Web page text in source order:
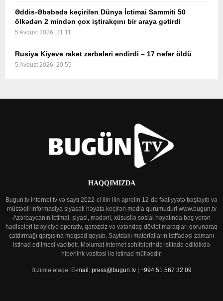
Əddis-Əbəbədə keçirilən Dünya İctimai Sammiti 50
ölkədən 2 mindən çox iştirakçını bir araya gətirdi
5 Avqust 2026, 21:11
Rusiya Kiyevə raket zərbələri endirdi – 17 nəfər öldü
5 Avqust 2026, 20:55
HAQQIMIZDA
Bugun.tv internet tv və saytı 2022-ci ilin ilin aprelin 12-də fəaliyyətə başlayıb və
müstəqil informasiya siyasəti həyata keçirən media qurumudur! www.bugun.tv
Azərbaycanın ictimai, siyasi, mədəni, xüsusilə sosial həyatında baş verən
hadisələri izləyiciyə operativ, qərəzsiz və vətəndaş-dövlət maraqları qorunaraq
çatdırmağı qarşısına məqsəd qoyub. Saytdakı materialların istifadəsi zamanı
istinad edilməsi vacibdir. Məlumat internet səhifələrində istifadə edildikdə
hiperlink vasitəsi ilə istinad mütləqdir.
Bizimlə əlaqə: E-mail: press@bugun.tv | +994 51 567 32 09